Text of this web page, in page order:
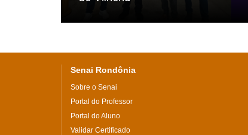
Senai Rondônia
Sobre o Senai
Portal do Professor
Portal do Aluno
Validar Certificado